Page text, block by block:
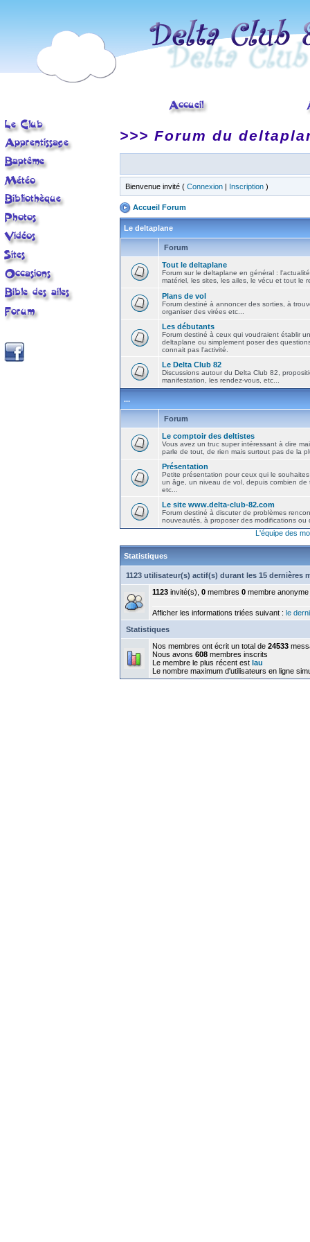
>>> Forum du
Bienvenue invité ( Connexion | Inscription )
Accueil Forum
Le deltaplane
Forum
Tout le deltaplane
Forum sur le deltaplane en général :
matériel, les sites, les ailes, le vécu et tout le
Plans de vol
Forum destiné à annoncer des sorties, à
organiser des virées etc...
Les débutants
Forum destiné à ceux qui voudraient établir
deltaplane ou simplement poser des
connait pas l'activité.
Le Delta Club 82
Discussions autour du Delta Club 82,
manifestation, les rendez-vous, etc...
...
Forum
Le comptoir des deltistes
Vous avez un truc super intéressant à dire
parle de tout, de rien mais surtout pas de la
Présentation
Petite présentation pour ceux qui le
un âge, un niveau de vol, depuis combien de
etc...
Le site www.delta-club-82.com
Forum destiné à discuter de problèmes
nouveautés, à proposer des modifications ou
L'équipe des
Statistiques
1123 utilisateur(s) actif(s) durant les 15 dernières
1123 invité(s), 0 membres 0 membre anonyme
Afficher les informations triées suivant : le
Statistiques
Nos membres ont écrit un total de 24533
Nous avons 608 membres inscrits
Le membre le plus récent est lau
Le nombre maximum d'utilisateurs en ligne